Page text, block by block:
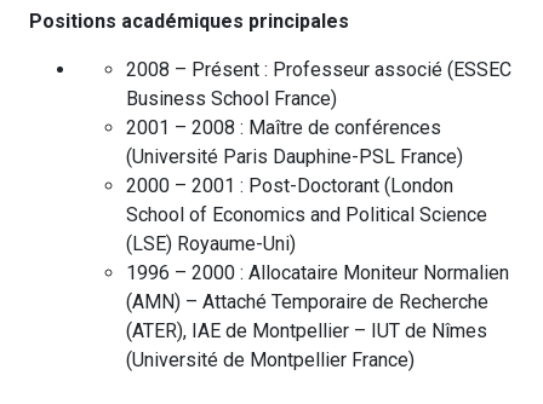
Positions académiques principales
2008 – Présent : Professeur associé ( ESSEC
Business School France)
2001 – 2008 : Maître de conférences
(Université Paris Dauphine-PSL France)
2000 – 2001 : Post-Doctorant ( London
School of Economics and Political Science
(LSE) Royaume-Uni)
1996 – 2000 : Allocataire Moniteur Normalien
(AMN) – Attaché Temporaire de Recherche
(ATER), IAE de Montpellier – IUT de Nîmes
(Université de Montpellier France)